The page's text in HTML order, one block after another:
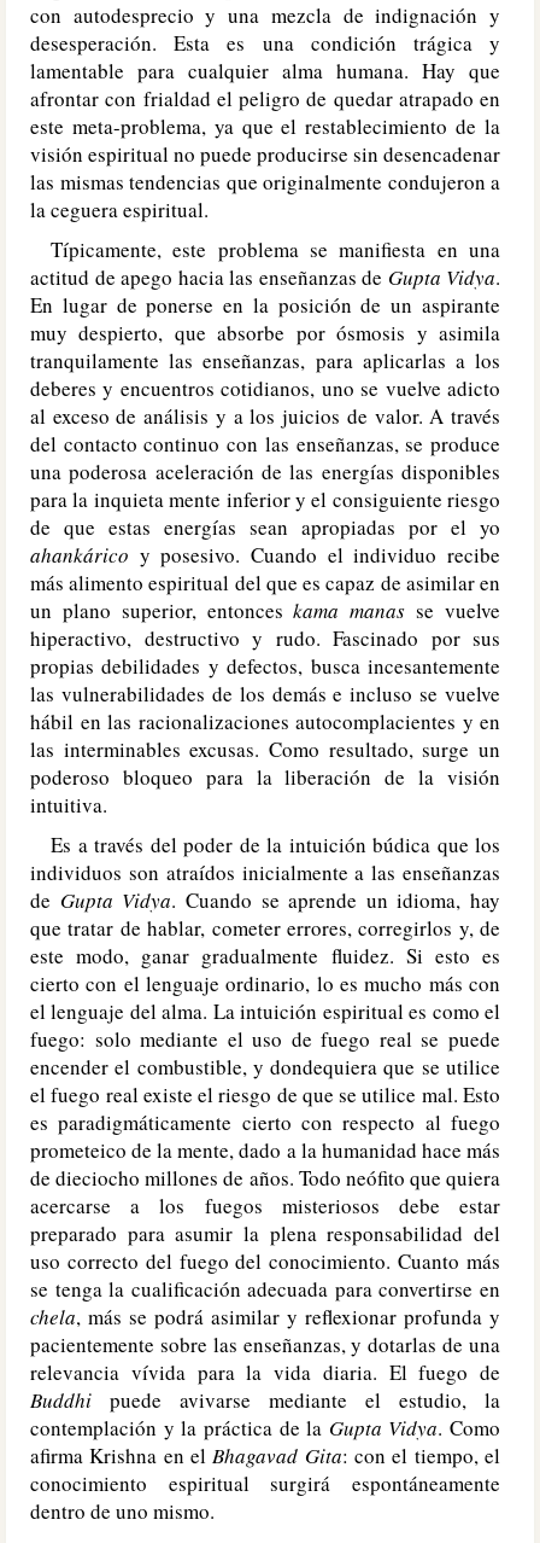
con autodesprecio y una mezcla de indignación y
desesperación. Esta es una condición trágica y
lamentable para cualquier alma humana. Hay que
afrontar con frialdad el peligro de quedar atrapado en
este meta-problema, ya que el restablecimiento de la
visión espiritual no puede producirse sin desencadenar
las mismas tendencias que originalmente condujeron a
la ceguera espiritual.
Típicamente, este problema se manifiesta en una
actitud de apego hacia las enseñanzas de Gupta Vidya.
En lugar de ponerse en la posición de un aspirante
muy despierto, que absorbe por ósmosis y asimila
tranquilamente las enseñanzas, para aplicarlas a los
deberes y encuentros cotidianos, uno se vuelve adicto
al exceso de análisis y a los juicios de valor. A través
del contacto continuo con las enseñanzas, se produce
una poderosa aceleración de las energías disponibles
para la inquieta mente inferior y el consiguiente riesgo
de que estas energías sean apropiadas por el yo
ahankárico y posesivo. Cuando el individuo recibe
más alimento espiritual del que es capaz de asimilar en
un plano superior, entonceskama manas se vuelve
hiperactivo, destructivo y rudo. Fascinado por sus
propias debilidades y defectos, busca incesantemente
las vulnerabilidades de los demás e incluso se vuelve
hábil en las racionalizaciones autocomplacientes y en
las interminables excusas. Como resultado, surge un
poderoso bloqueo para la liberación de la visión
intuitiva.
Es a través del poder de la intuición búdica que los
individuos son atraídos inicialmente a las enseñanzas
de Gupta Vidya. Cuando se aprende un idioma, hay
que tratar de hablar, cometer errores, corregirlos y, de
este modo, ganar gradualmente fluidez. Si esto es
cierto con el lenguaje ordinario, lo es mucho más con
el lenguaje del alma. La intuición espiritual es como el
fuego: solo mediante el uso de fuego real se puede
encender el combustible, y dondequiera que se utilice
el fuego real existe el riesgo de que se utilice mal. Esto
es paradigmáticamente cierto con respecto al fuego
prometeico de la mente, dado a la humanidad hace más
de dieciocho millones de años. Todo neófito que quiera
acercarse a los fuegos misteriosos debe estar
preparado para asumir la plena responsabilidad del
uso correcto del fuego del conocimiento. Cuanto más
se tenga la cualificación adecuada para convertirse en
chela, más se podrá asimilar y reflexionar profunda y
pacientemente sobre las enseñanzas, y dotarlas de una
relevancia vívida para la vida diaria. El fuego de
Buddhi puede avivarse mediante el estudio, la
contemplación y la práctica de la Gupta Vidya. Como
afirma Krishna en elBhagavad Gita: con el tiempo, el
conocimiento espiritual surgirá espontáneamente
dentro de uno mismo.